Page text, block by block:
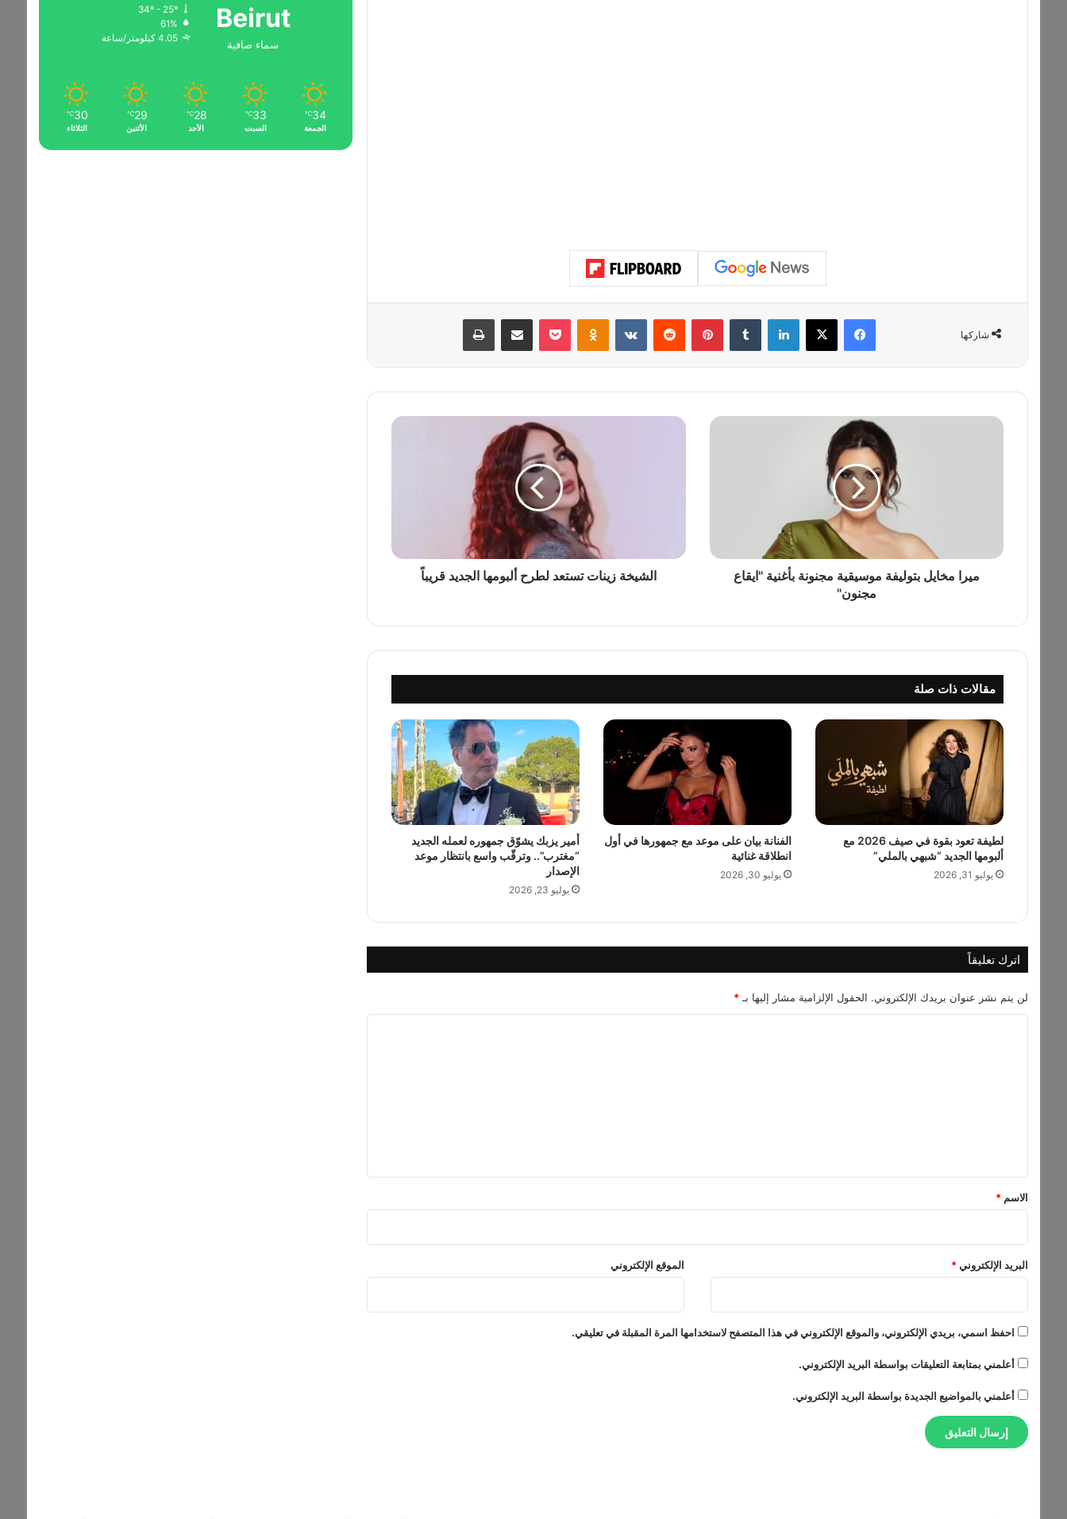
شاركها
فيسبوك ‫X لينكدإن ‏Tumblr بينتيريست ‏Reddit
‏VKontakte
Odnoklassniki
‫Pocket مشاركة عبر البريد طباعة
م
ل
ل
ة
و
س
ي
ة
م
ج
ن
و
ن
أ
ن
ي
"
ن
ميرا مخايل بتوليفة موسيقية مجنونة بأغنية "ايقاع
مجنون"
ا
ن
س
د
ط
ح
أ
ل
ب
و
م
ه
د
ق
الشيخة زينات تستعد لطرح ألبومها الجديد قريباً
مقالات ذات صلة
لطيفة تعود بقوة في صيف 2026 مع
ألبومها الجديد “شبهي بالملي”
يوليو 31, 2026
الفنانة بيان على موعد مع جمهورها في أول
انطلاقة غنائية
يوليو 30, 2026
أمير يزبك يشوّق جمهوره لعمله الجديد
“مغترب”.. وترقّب واسع بانتظار موعد
الإصدار
يوليو 23, 2026
اترك تعليقاً
لن يتم نشر عنوان بريدك الإلكتروني. الحقول الإلزامية مشار إليها بـ*
*
الاسم *
البريد الإلكتروني* الموقع الإلكتروني
احفظ اسمي، بريدي الإلكتروني، والموقع الإلكتروني في هذا المتصفح لاستخدامها المرة المقبلة في تعليقي.
أعلمني بمتابعة التعليقات بواسطة البريد الإلكتروني.
أعلمني بالمواضيع الجديدة بواسطة البريد الإلكتروني.
Beirut
سماء صافية
34º - 25º
61%
4.05 كيلومتر/ساعة
34
℃
الجمعة
33
℃
السبت
28
℃
الأحد
29
℃
الأثنين
30
℃
الثلاثاء